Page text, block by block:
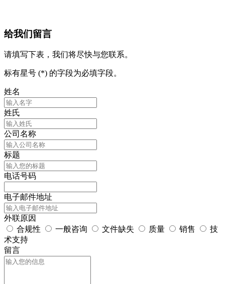
给我们留言
请填写下表，我们将尽快与您联系。
标有星号 (*) 的字段为必填字段。
姓名
姓氏
公司名称
标题
电话号码
电子邮件地址
外联原因
合规性
一般咨询 文件缺失 质量 销售
技
术支持
留言